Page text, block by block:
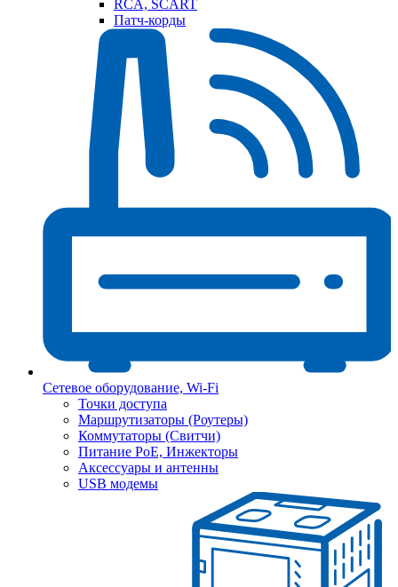
RCA, SCART
Патч-корды
Сетевое оборудование, Wi-Fi
Точки доступа
Маршрутизаторы (Роутеры)
Коммутаторы (Свитчи)
Питание PoE, Инжекторы
Аксессуары и антенны
USB модемы